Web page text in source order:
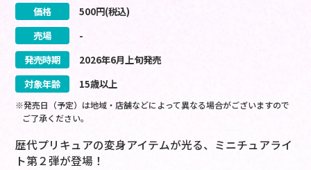
価格 500円(税込)
売場
-
発売時期
2026年6月 上旬発売
対象年齢
15歳以上
※発売日（予定）は地域・店舗などによって異なる場合がございますので
ご了承ください。
歴代プリキュアの変身アイテムが光る、ミニチュアライ
ト第２弾が登場！